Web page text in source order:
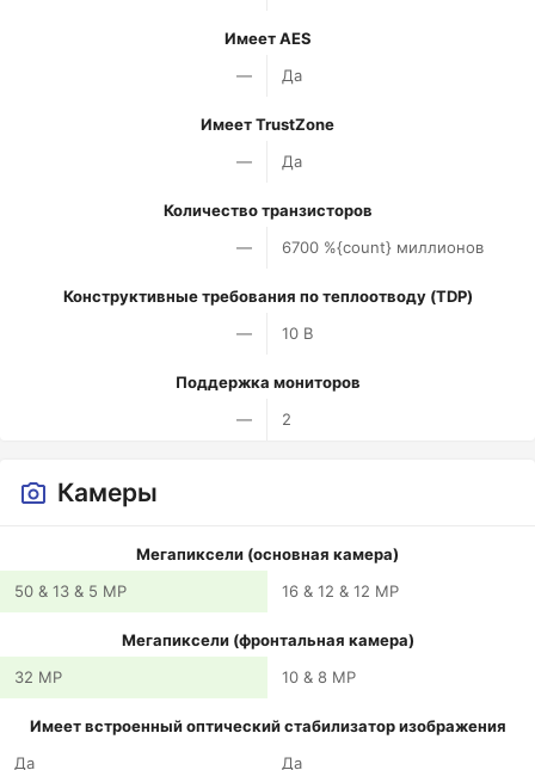
Имеет AES
—
Да
Имеет TrustZone
—
Да
Количество транзисторов
—
6700 %{count} миллионов
Конструктивные требования по теплоотводу (TDP)
—
10 В
Поддержка мониторов
—
2
Камеры
Мегапиксели (основная камера)
50 & 13 & 5 MP
16 & 12 & 12 MP
Мегапиксели (фронтальная камера)
32 MP
10 & 8 MP
Имеет встроенный оптический стабилизатор изображения
Да
Да